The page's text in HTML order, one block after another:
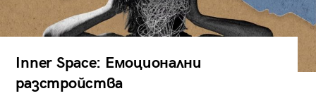
Inner Space: Емоционални
разстройства